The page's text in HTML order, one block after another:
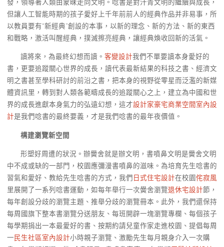
發，領導著人類由蒙昧走向文明。唸書是對汗青文明的繼續與成長，
但讓人工智能時期的孩子愛好上千年前前人的經典作品并非易事，所
以教員要有“新經典”創設的本事，以新的理念、新的方法、新的東西
和戰略，激活叫醒經典，撲滅擦亮經典，讓經典煥收回新的活氣。
讀將來，為最終幻想而讀。 客變設計我們不單要讀本身愛好的
書，更要追蹤關心世界的成長，讀代表最新結果的科技之書、經濟文
明之書甚至學科研討的前沿之書，把本身的視野從零星而泛濫的新媒
體資訊里，轉到對人類各範疇成長的追蹤關心之上，建立為中國和世
界的成長進獻本身氣力的弘遠幻想，這才設計家豪宅商業空間室內設
計是我們唸書的最終要義，才是我們唸書的最年夜價值。
構建瀏覽新空間
形塑好周遭的狀況。辦黌舍就是辦文明，書噴鼻文明是黌舍文明
中不成或缺的一部門，校園應彌漫書噴鼻的滋味。為培育先生唸書的
習氣和愛好、教給先生唸書的方式，我們 日式住宅設計在校園侘寂風
里展開了一系列唸書運動，如每年舉行一次黌舍瀏覽退休宅設計節，
每年創設分歧的瀏覽主題、推舉分歧的瀏覽冊本。此外，我們還保持
每周國旗下整本書瀏覽分送朋友、每班開辟一塊瀏覽專欄、每個孩子
每學期捐出一本最愛好的書、按期約請兒童作家走進校園、提倡每周
一民生社區室內設計小時親子瀏覽、激勵先生每月親身介入一次購